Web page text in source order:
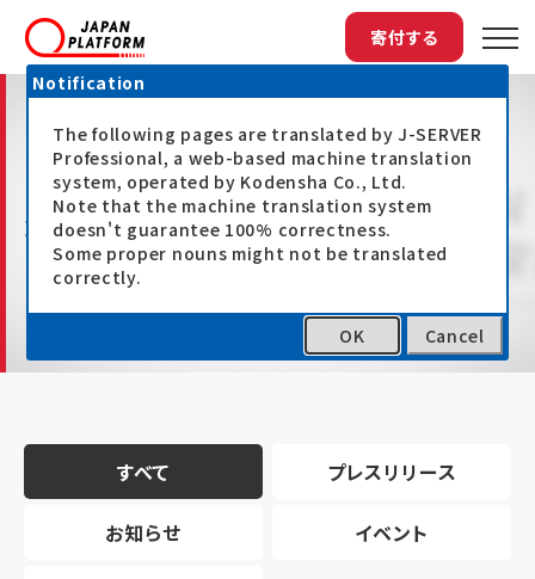
寄付する
最新情報
すべて プレスリリース
お知らせ イベント
Notification
The following pages are translated by J-SERVER
Professional, a web-based machine translation
system, operated by Kodensha Co., Ltd.
Note that the machine translation system
doesn't guarantee 100% correctness.
Some proper nouns might not be translated
correctly.
OK Cancel